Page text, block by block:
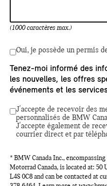
(1000 caractères max.)
Oui, je possède un permis
Tenez-moi informé des
les nouvelles, les offres
événements et les
J'accepte de recevoir des
personnalisés de BMW
J'accepte également de
courrier direct et par
* BMW Canada Inc.,
Motorrad Canada, is located at:
L4S 0C8 and can be contacted at